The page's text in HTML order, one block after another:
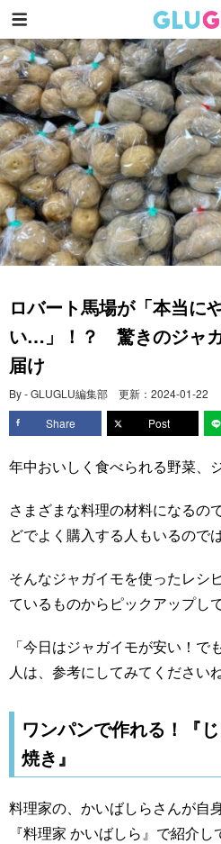
ロバート馬場が「本当に
い…」！？ 驚きのジャ
届け
By - GLUGLU編集部 更新： 2024-01-22
Share
Post
年中おいしく食べられる野菜、
さまざまな料理の材料になるの
どでよく購入する人もいるので
そんなジャガイモを使ったレシ
ているものからピックアップし
「今日はジャガイモが安い！
人は、参考にしてみてくださいね
ワンパンで作れる！『
焼き』
料理家の、かいばしらさんが自
『料理家 かいばしら』で紹介